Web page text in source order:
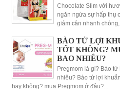
Chocolate Slim với
ngăn ngừa sự hấp thụ
giảm cân nhanh chóng,
BÀO TỬ LỢI
TỐT KHÔNG?
BAO NHIÊU?
Pregmom là gì? Bào
nhiêu? Bào tử lợi
hay không? mua Pregmom ở đâu?...